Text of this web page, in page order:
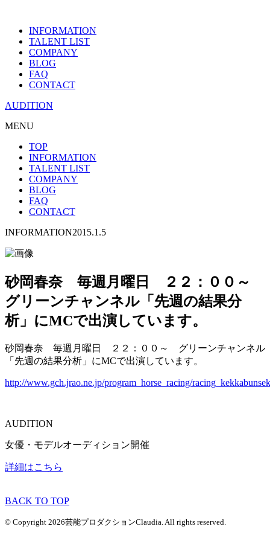
INFORMATION
TALENT LIST
COMPANY
BLOG
FAQ
CONTACT
AUDITION
MENU
TOP
INFORMATION
TALENT LIST
COMPANY
BLOG
FAQ
CONTACT
INFORMATION2015.1.5
砂岡春奈 毎週月曜日 ２２：００～
グリーンチャンネル「先週の結果分
析」にMCで出演しています。
砂岡春奈 毎週月曜日 ２２：００～ グリーンチャンネル
「先週の結果分析」にMCで出演しています。
http://www.gch.jrao.ne.jp/program_horse_racing/
AUDITION
女優・モデルオーディション開催
詳細はこちら
BACK TO TOP
© Copyright 2026芸能プロダクションClaudia. All rights reserved.